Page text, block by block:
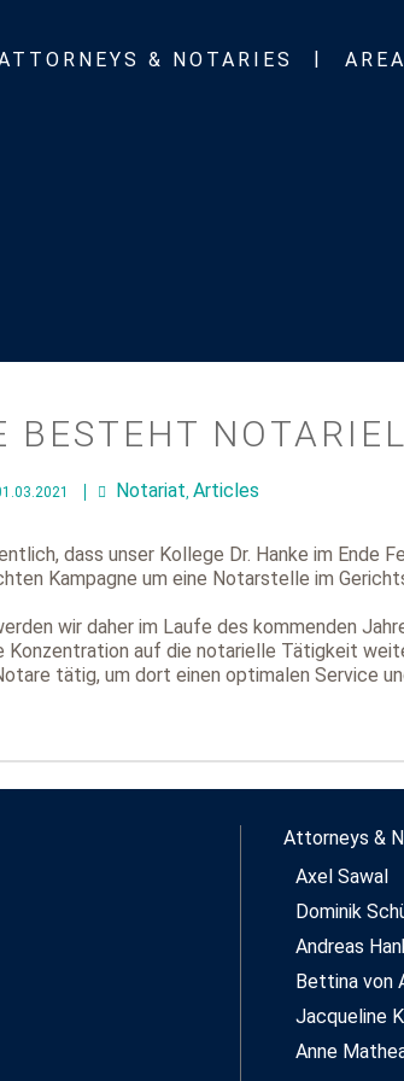
& NOTARIES
BESTEHT
Notariat, Articles
dass unser Kollege Dr. Hanke im Ende
Kampagne um eine Notarstelle im
wir daher im Laufe des kommenden
Konzentration auf die notarielle Tätigkeit
tätig, um dort einen optimalen Service
Attorneys &
Axel Sawal
Dominik
Andreas
Bettina von
Jacqueline
Anne